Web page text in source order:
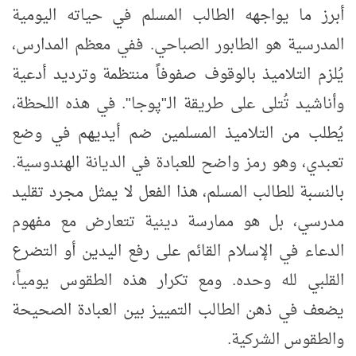
أبرز ما يواجهه الطالب المسلم في حياته اليومية
المدرسية هو الطابور الصباحي. ففي معظم المدارس،
يُلزم التلاميذ بالوقوف صفوفاً منتظمة وترديد أدعية
وأناشيد تُتلى على طريقة الـ"پوجا". في هذه اللحظة،
يُطلب من التلاميذ المسلمين ضم أيديهم في وضع
تعبدي، وهو رمز واضح للعبادة في الديانة الهندوسية.
بالنسبة للطالب المسلم، هذا الفعل لا يمثل مجرد تقليد
مدرسي، بل هو ممارسة دينية تتعارض مع مفهوم
الدعاء في الإسلام القائم على رفع اليدين أو التضرع
القلبي لله وحده. ومع تكرار هذه الطقوس يومياً،
يضعف في ذهن الطالب التمييز بين العبادة الصحيحة
والطقوس الشركية.